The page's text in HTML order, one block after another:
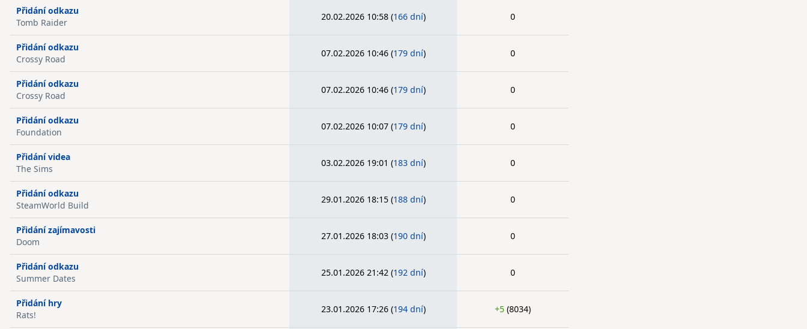
Přidání odkazu
Tomb Raider
20.02.2026 10:58 (166 dní) 0
Přidání odkazu
Crossy Road
07.02.2026 10:46 (179 dní) 0
Přidání odkazu
Crossy Road
07.02.2026 10:46 (179 dní) 0
Přidání odkazu
Foundation
07.02.2026 10:07 (179 dní) 0
Přidání videa
The Sims
03.02.2026 19:01 (183 dní) 0
Přidání odkazu
SteamWorld Build
29.01.2026 18:15 (188 dní) 0
Přidání zajímavosti
Doom
27.01.2026 18:03 (190 dní) 0
Přidání odkazu
Summer Dates
25.01.2026 21:42 (192 dní) 0
Přidání hry
Rats!
23.01.2026 17:26 (194 dní) +5 (8034)